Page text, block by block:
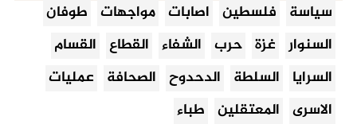
سياسة فلسطين اصابات مواجهات طوفان
السنوار غزة حرب الشفاء القطاع القسام
السرايا السلطة الدحدوح الصحافة عمليات
الاسرى المعتقلين طباء